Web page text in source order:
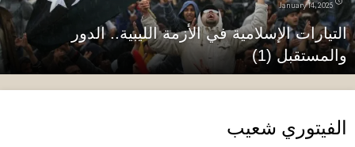
January 14, 2025
التيارات الإسلامية في الأزمة الليبية.. الدور
والمستقبل (1)
الفيتوري شعيب